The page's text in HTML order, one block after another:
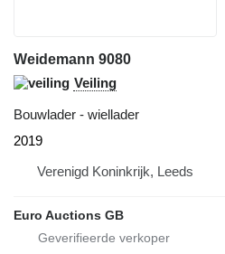
Weidemann 9080
Veiling
Bouwlader - wiellader
2019
Verenigd Koninkrijk, Leeds
Euro Auctions GB